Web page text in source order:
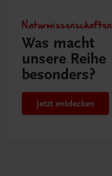
Naturwissenschaften
Was macht
unsere Reihe
besonders?
Jetzt entdecken